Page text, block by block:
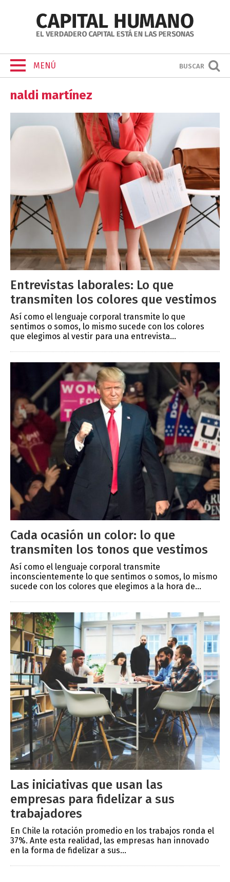
MENÚ BUSCAR
naldi martínez
Entrevistas laborales: Lo que
transmiten los colores que vestimos
Así como el lenguaje corporal transmite lo que
sentimos o somos, lo mismo sucede con los colores
que elegimos al vestir para una entrevista...
Cada ocasión un color: lo que
transmiten los tonos que vestimos
Así como el lenguaje corporal transmite
inconscientemente lo que sentimos o somos, lo mismo
sucede con los colores que elegimos a la hora de...
Las iniciativas que usan las
empresas para fidelizar a sus
trabajadores
En Chile la rotación promedio en los trabajos ronda el
37%. Ante esta realidad, las empresas han innovado
en la forma de fidelizar a sus...